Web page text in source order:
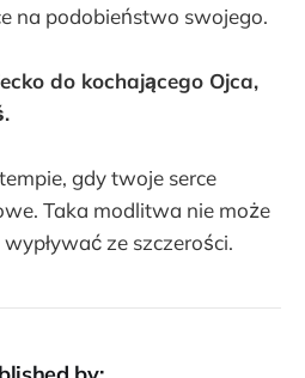
na podobieństwo swojego.
do kochającego Ojca,
gdy twoje serce
Taka modlitwa nie może
ze szczerości.